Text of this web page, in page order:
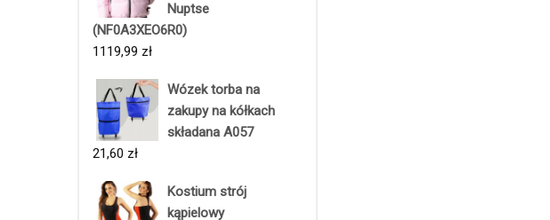
Nuptse
(NF0A3XEO6R0)
1119,99 zł
Wózek torba na
zakupy na kółkach
składana A057
21,60 zł
Kostium strój
kąpielowy